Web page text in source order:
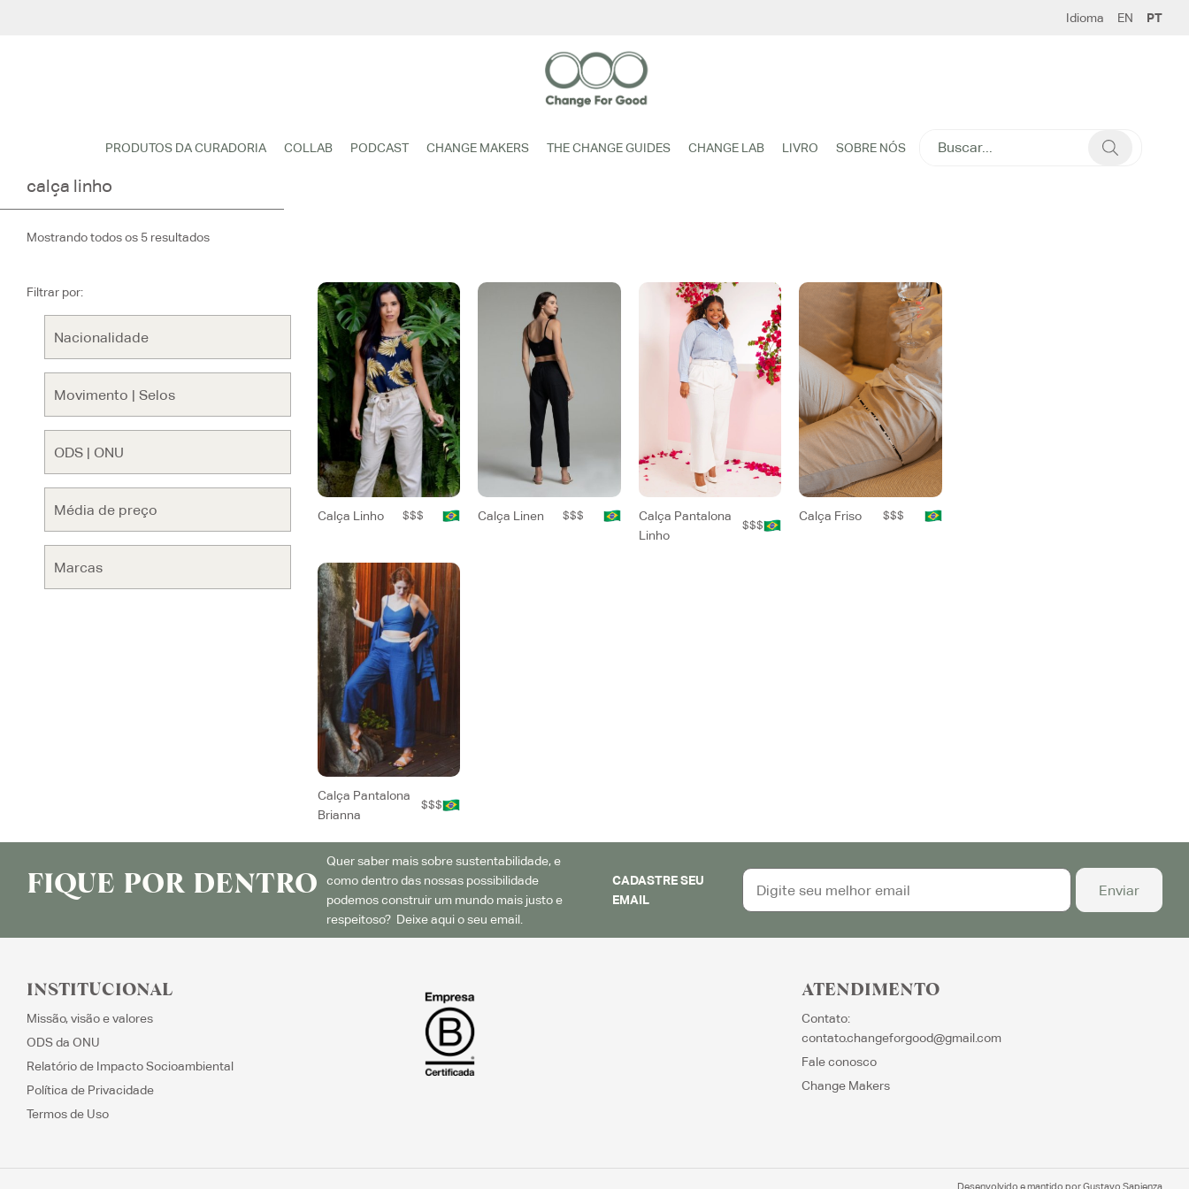
Idioma EN PT
PRODUTOS DA CURADORIA COLLAB PODCAST CHANGE MAKERS THE CHANGE GUIDES CHANGE LAB LIVRO SOBRE NÓS
calça linho
Mostrando todos os 5 resultados
Filtrar por:
Calça Linho $$$ Calça Linen $$$
Calça Pantalona
Linho
$$$
Calça Friso $$$
Calça Pantalona
Brianna
$$$
FIQUE POR DENTRO
Quer saber mais sobre sustentabilidade, e
como dentro das nossas possibilidade
podemos construir um mundo mais justo e
respeitoso? Deixe aqui o seu email.
CADASTRE SEU
EMAIL
INSTITUCIONAL
Missão, visão e valores
ODS da ONU
Relatório de Impacto Socioambiental
Política de Privacidade
Termos de Uso
ATENDIMENTO
Contato:
contato.changeforgood@gmail.com
Fale conosco
Change Makers
Desenvolvido e mantido porGustavo Sapienza